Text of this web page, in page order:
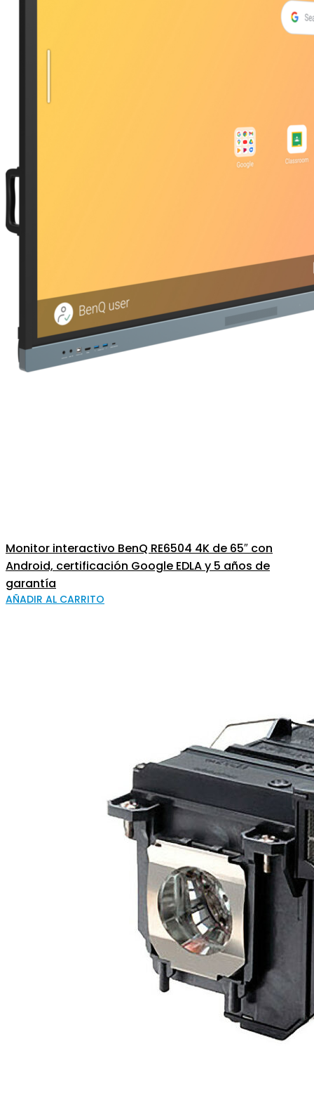
Monitor interactivo BenQ RE6504 4K de 65″ con
Android, certificación Google EDLA y 5 años de
garantía
AÑADIR AL CARRITO